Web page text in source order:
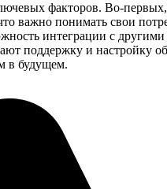
факторов. Во-
важно понимать свои
интеграции с
поддержку и настройку
в будущем.